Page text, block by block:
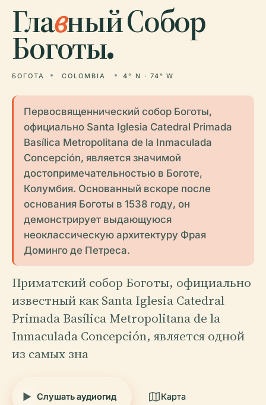
Главный Собор
Боготы.
БОГОТА COLOMBIA 4° N · 74° W
Первосвященнический собор Боготы,
официально Santa Iglesia Catedral Primada
Basílica Metropolitana de la Inmaculada
Concepción, является значимой
достопримечательностью в Боготе,
Колумбия. Основанный вскоре после
основания Боготы в 1538 году, он
демонстрирует выдающуюся
неоклассическую архитектуру Фрая
Доминго де Петреса.
Приматский собор Боготы, официально
известный как Santa Iglesia Catedral
Primada Basílica Metropolitana de la
Inmaculada Concepción, является одной
из самых зна
Слушать аудиогид Карта